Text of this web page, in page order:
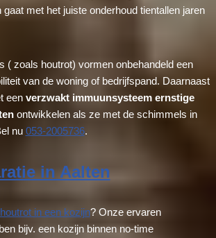
gaat met het juiste onderhoud tientallen jaren
( zoals houtrot) vormen onbehandeld een
van de woning of bedrijfspand. Daarnaast
een verzwakt immuunsysteem ernstige
ontwikkelen als ze met de schimmels in
nu 053-2005736.
in Aalten
houtrot in een kozijn? Onze ervaren
bijv. een kozijn binnen no-time